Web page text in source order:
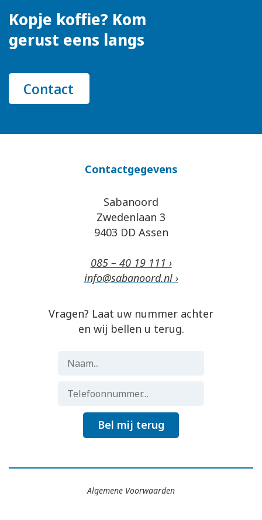
Kopje koffie? Kom
gerust eens langs
Contact
Contactgegevens
Sabanoord
Zwedenlaan 3
9403 DD Assen
085 – 40 19 111 ›
info@sabanoord.nl ›
Vragen? Laat uw nummer achter
en wij bellen u terug.
Bel mij terug
Algemene Voorwaarden